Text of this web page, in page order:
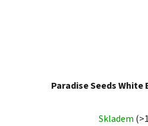
Paradise Seeds
Skladem